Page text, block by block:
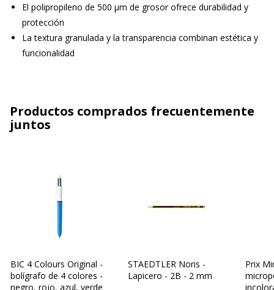
El polipropileno de 500 µm de grosor ofrece durabilidad y
protección
La textura granulada y la transparencia combinan estética y
funcionalidad
Productos comprados frecuentemente
juntos
BIC 4 Colours Original -
bolígrafo de 4 colores -
negro, rojo, azul, verde
STAEDTLER Noris -
Lapicero - 2B - 2 mm
Prix